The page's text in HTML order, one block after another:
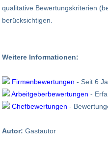
qualitative Bewertungskriterien
berücksichtigen.
Weitere Informationen:
Firmenbewertungen - Seit 6
Arbeitgeberbewertungen -
Chefbewertungen -
Autor: Gastautor